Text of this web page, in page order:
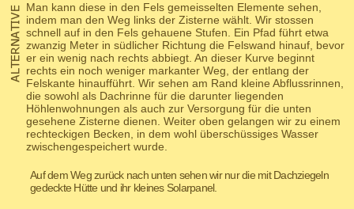
Man kann diese in den Fels gemeisselten Elemente sehen,
indem man den Weg links der Zisterne wählt. Wir stossen
schnell auf in den Fels gehauene Stufen. Ein Pfad führt etwa
zwanzig Meter in südlicher Richtung die Felswand hinauf, bevor
er ein wenig nach rechts abbiegt. An dieser Kurve beginnt
rechts ein noch weniger markanter Weg, der entlang der
Felskante hinaufführt. Wir sehen am Rand kleine Abflussrinnen,
die sowohl als Dachrinne für die darunter liegenden
Höhlenwohnungen als auch zur Versorgung für die unten
gesehene Zisterne dienen. Weiter oben gelangen wir zu einem
rechteckigen Becken, in dem wohl überschüssiges Wasser
zwischengespeichert wurde.
Auf dem Weg zurück nach unten sehen wir nur die mit Dachziegeln
gedeckte Hütte und ihr kleines Solarpanel.